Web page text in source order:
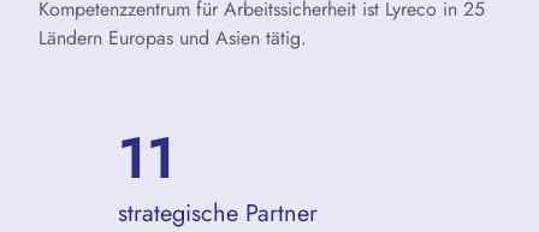
Kompetenzzentrum für Arbeitssicherheit ist Lyreco in 25
Ländern Europas und Asien tätig.
13
strategische Partner